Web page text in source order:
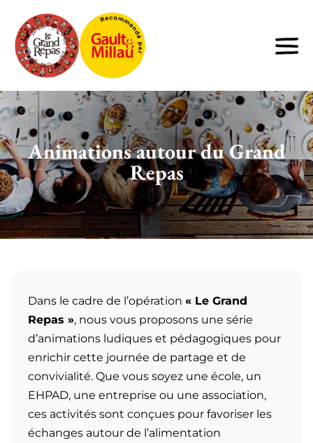
Animations autour du Grand
Repas
Dans le cadre de l’opération « Le Grand
Repas », nous vous proposons une série
d’animations ludiques et pédagogiques pour
enrichir cette journée de partage et de
convivialité. Que vous soyez une école, un
EHPAD, une entreprise ou une association,
ces activités sont conçues pour favoriser les
échanges autour de l’alimentation